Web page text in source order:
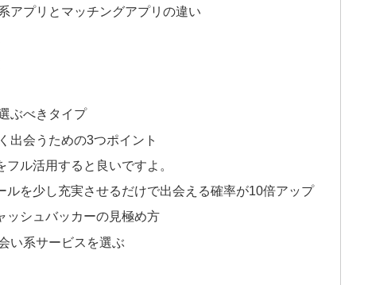
アプリとマッチングアプリの違い
ぶべきタイプ
出会うための3つポイント
ル活用すると良いですよ。
ルを少し充実させるだけで出会える確率が10倍アップ
ッシュバッカーの見極め方
い系サービスを選ぶ